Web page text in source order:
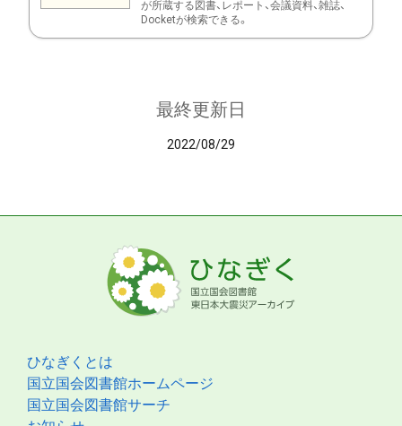
が所蔵する図書、レポート、会議資料、雑誌、
Docketが検索できる。
最終更新日
2022/08/29
ひなぎくとは
国立国会図書館ホームページ
国立国会図書館サーチ